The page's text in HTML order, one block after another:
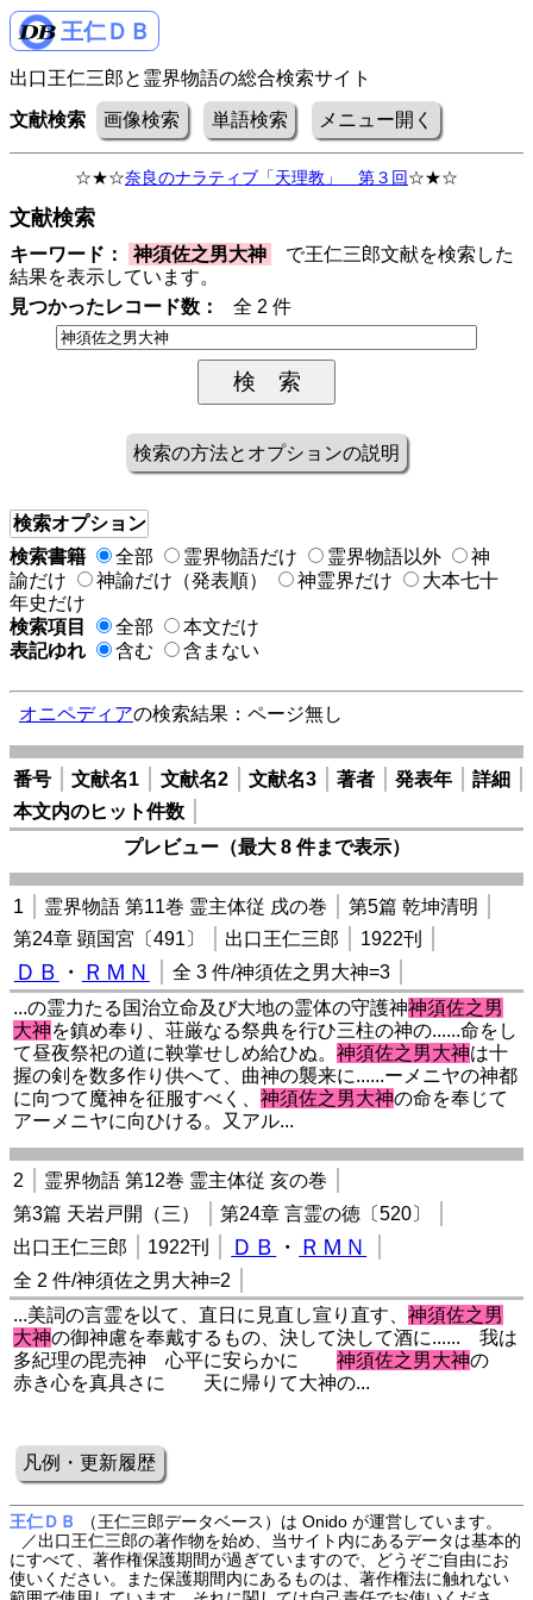
王仁ＤＢ
出口王仁三郎と霊界物語の総合検索サイト
文献検索 画像検索 単語検索 メニュー開く
☆★☆奈良のナラティブ「天理教」 第３回☆★☆
文献検索
キーワード： 神須佐之男大神
で王仁三郎文献を検索した
結果を表示しています。
見つかったレコード数：
全 2 件
検索の方法とオプションの説明
検索オプション
検索書籍
全部 霊界物語だけ 霊界物語以外
神
諭だけ
神諭だけ（発表順） 神霊界だけ
大本七十
年史だけ
検索項目
全部
本文だけ
表記ゆれ
含む 含まない
オニペディアの検索結果：ページ無し
番号 文献名1 文献名2 文献名3 著者 発表年
詳細
本文内のヒット件数
プレビュー（最大 8 件まで表示）
1 霊界物語 第11巻 霊主体従 戌の巻
第5篇 乾坤清明
第24章 顕国宮〔491〕
出口王仁三郎 1922刊
ＤＢ ・ ＲＭＮ
全 3 件/神須佐之男大神=3
...の霊力たる国治立命及び大地の霊体の守護神神須佐之男
大神を鎮め奉り、荘厳なる祭典を行ひ三柱の神の......命をし
て昼夜祭祀の道に鞅掌せしめ給ひぬ。神須佐之男大神は十
握の剣を数多作り供へて、曲神の襲来に......ーメニヤの神都
に向つて魔神を征服すべく、神須佐之男大神の命を奉じて
アーメニヤに向ひける。又アル...
2
霊界物語 第12巻 霊主体従 亥の巻
第3篇 天岩戸開（三）
第24章 言霊の徳〔520〕
出口王仁三郎
1922刊 ＤＢ ・ ＲＭＮ
全 2 件/神須佐之男大神=2
...美詞の言霊を以て、直日に見直し宣り直す、神須佐之男
大神の御神慮を奉戴するもの、決して決して酒に...... 我は
多紀理の毘売神 心平に安らかに神須佐之男大神の
赤き心を真具さに 天に帰りて大神の...
凡例・更新履歴
王仁ＤＢ
（王仁三郎データベース）は Onido が運営しています。
／出口王仁三郎の著作物を始め、当サイト内にあるデータは基本的
にすべて、著作権保護期間が過ぎていますので、どうぞご自由にお
使いください。また保護期間内にあるものは、著作権法に触れない